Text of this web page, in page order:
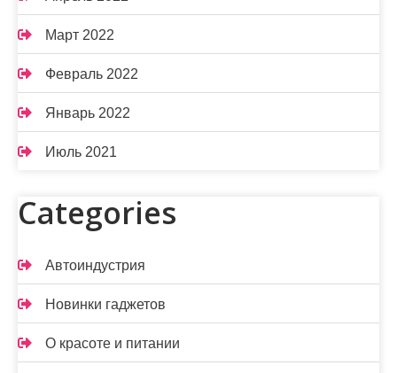
Март 2022
Февраль 2022
Январь 2022
Июль 2021
Categories
Автоиндустрия
Новинки гаджетов
О красоте и питании